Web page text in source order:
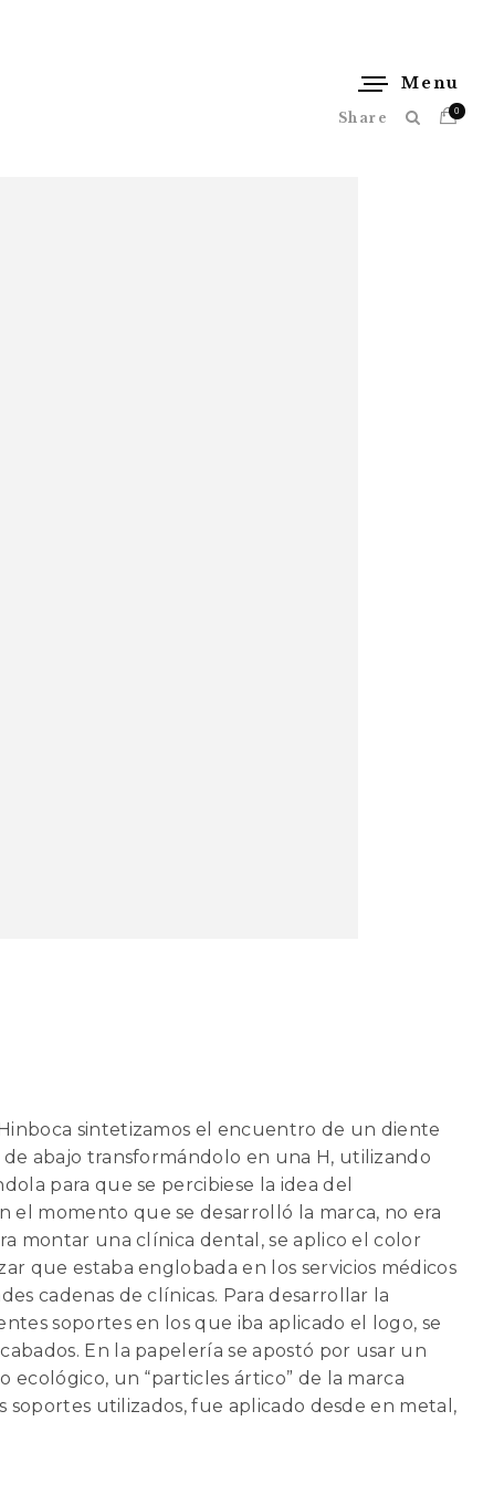
Menu
0
Share
sintetizamos el encuentro de un diente
abajo transformándolo en una H, utilizando
para que se percibiese la idea del
el momento que se desarrolló la marca, no era
montar una clínica dental, se aplico el color
que estaba englobada en los servicios médicos
cadenas de clínicas. Para desarrollar la
soportes en los que iba aplicado el logo, se
En la papelería se apostó por usar un
ecológico, un “particles ártico” de la marca
soportes utilizados, fue aplicado desde en metal,